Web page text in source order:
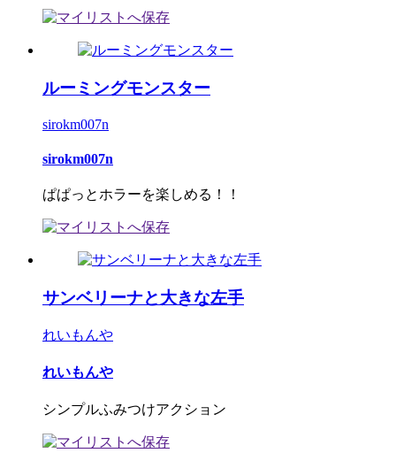
ルーミングモンスター
sirokm007n
sirokm007n
ぱぱっとホラーを楽しめる！！
サンベリーナと大きな左手
れいもんや
れいもんや
シンプルふみつけアクション